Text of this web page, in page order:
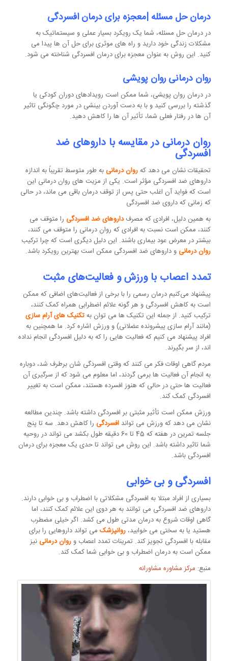
درمان حل مسئله |معجزه برای درمان افسردگی
در درمان حل مسئله، شما یک رویکرد بسیار عملی و سیستماتیک به
مشکلات زندگی خود دارید و راه های موثری برای حل آن ها پیدا می
کنید. این روش به عنوان معجزه برای درمان افسردگی شناخته می شود.
روان درمانی روان پویشی
در درمان روان پویشی، شما ممکن است رویدادهای دوران کودکی یا
گذشته را بررسی کنید و با به دست آوردن بینشی در مورد چگونگی تاثیر
آن ها در رفتار فعلی شما، تأثیر آن ها را کاهش دهید.
روان درمانی در مقایسه با داروهای ضد
افسردگی
تحقیقات نشان می دهد که روان درمانی به طور متوسط ​​تقریباً به اندازه
داروهای ضد افسردگی مؤثر است. یکی از مزیت های روان درمانی این
است که فواید آن اغلب حتی پس از توقف درمان باقی می ماند، در حالی
که زمانی که داروی ضد افسردگی
به همین دلیل، افرادی که مصرفداروهای ضد افسردگی را متوقف می
کنند، ممکن است نسبت به افرادی که روان درمانی را متوقف می کنند،
بیشتر در معرض عود بیماری باشند. این دلیل دیگری است که چرا ترکیب
روان درمانی و داروهای ضد افسردگی ممکن است بهترین رویکرد باشد.
تمدد اعصاب با ورزش و فعالیت‌های مثبت
پیشنهاد می‌کنیم درمان رسمی را با برخی از فعالیت‌های اضافی که ممکن
است به کاهش افسردگی و هر گونه علائم اضطرابی همراه کمک کنند،
ترکیب کنید. از جمله این تکنیک ها می توان بهتکنیک های آرام سازی
(مانند آرام سازی پیشرونده عضلانی) و ورزش اشاره کرد. ما همچنین به
افراد پیشنهاد می کنیم که فعالیت هایی را که به دلیل افسردگی انجام نداده
اند، از سر بگیرند.
مردم گاهی اوقات فکر می کنند که وقتی افسردگی شان برطرف شد، دوباره
به انجام آن فعالیت ها برمی گردند، اما معلوم می شود که از سرگیری آن
فعالیت ها حتی در حالی که هنوز افسرده هستند، ممکن است به تغییر
افسردگی کمک کند.
ورزش ممکن است تأثیر مثبتی بر افسردگی داشته باشد. چندین مطالعه
نشان می دهد که ورزش می تواند افسردگی را کاهش دهد. سه تا پنج
جلسه تمرین در هفته که 45 تا 60 دقیقه طول بکشد می تواند در روحیه
شما تاثیر داشته باشد. این روش می تواند تا حدی یک معجزه برای درمان
افسردگی باشد.
افسردگی و بی خوابی
بسیاری از افراد مبتلا به افسردگی مشکلاتی با اضطراب و بی خوابی دارند.
داروهای ضد افسردگی می توانند به هر دوی این علائم کمک کنند، اما
گاهی اوقات شروع به درمان مدتی طول می کشد. اگر خیلی مضطرب
هستید یا به سختی می خوابید، روانپزشکمی تواند داروهایی را برای
مقابله با افسردگی تجویز کند. تمرینات تمدد اعصاب و روان درمانی نیز
ممکن است به درمان اضطراب و بی خوابی شما کمک کند.
منبع: مرکز مشاوره مشاورانه